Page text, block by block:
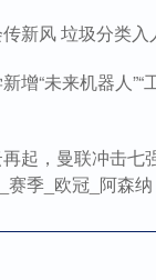
新风 垃圾分类入
增“未来机器人”“
起，曼联冲击七
赛季_欧冠_阿森纳